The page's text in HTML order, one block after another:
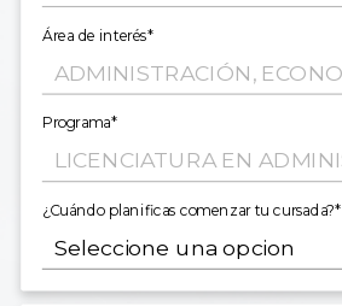
Área de interés*
Programa*
¿Cuándo planificas comenzar tu cursada?*